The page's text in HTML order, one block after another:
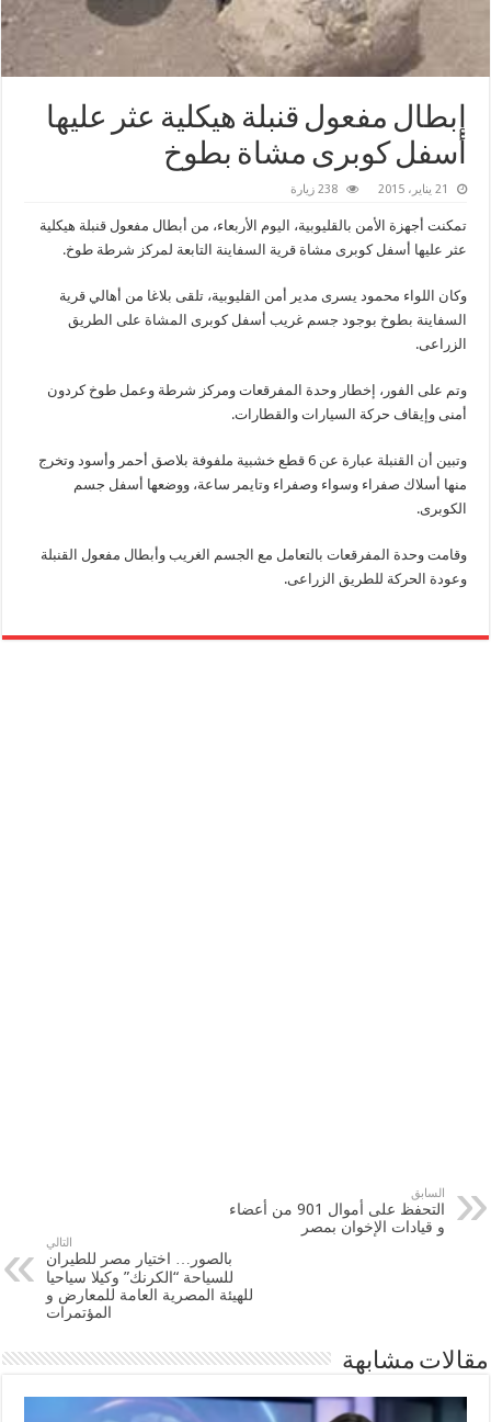
إبطال مفعول قنبلة هيكلية عثر عليها
أسفل كوبرى مشاة بطوخ
21 يناير، 2015 238 زيارة
تمكنت أجهزة الأمن بالقليوبية، اليوم الأربعاء، من أبطال مفعول قنبلة هيكلية
عثر عليها أسفل كوبرى مشاة قرية السفاينة التابعة لمركز شرطة طوخ.
وكان اللواء محمود يسرى مدير أمن القليوبية، تلقى بلاغا من أهالي قرية
السفاينة بطوخ بوجود جسم غريب أسفل كوبرى المشاة على الطريق
الزراعى.
وتم على الفور، إخطار وحدة المفرقعات ومركز شرطة وعمل طوخ كردون
أمنى وإيقاف حركة السيارات والقطارات.
وتبين أن القنبلة عبارة عن 6 قطع خشبية ملفوفة بلاصق أحمر وأسود وتخرج
منها أسلاك صفراء وسواء وصفراء وتايمر ساعة، ووضعها أسفل جسم
الكوبرى.
وقامت وحدة المفرقعات بالتعامل مع الجسم الغريب وأبطال مفعول القنبلة
وعودة الحركة للطريق الزراعى.
السابق
التحفظ على أموال 901 من أعضاء
و قيادات الإخوان بمصر
التالي
بالصور… اختيار مصر للطيران
للسياحة “الكرنك” وكيلا سياحيا
للهيئة المصرية العامة للمعارض و
المؤتمرات
مقالات مشابهة